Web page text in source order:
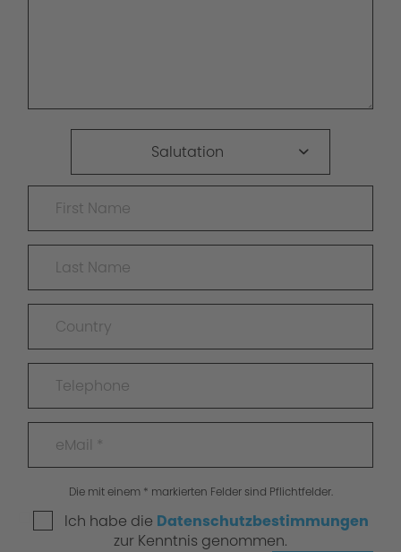
Salutation
Die mit einem * markierten Felder sind Pflichtfelder.
Ich habe die Datenschutzbestimmungen
zur Kenntnis genommen.